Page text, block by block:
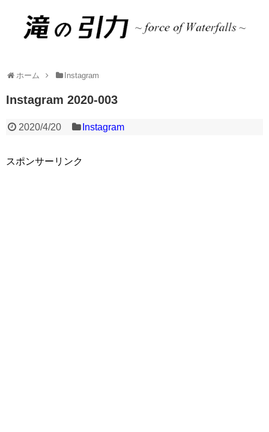
ホーム Instagram
Instagram 2020-003
2020/4/20 Instagram
スポンサーリンク